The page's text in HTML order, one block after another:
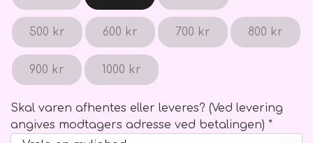
500 kr 600 kr 700 kr 800 kr
900 kr 1000 kr
Skal varen afhentes eller leveres? (Ved levering
angives modtagers adresse ved betalingen) *